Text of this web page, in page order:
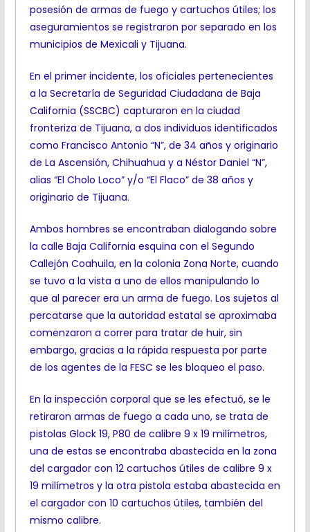
posesión de armas de fuego y cartuchos útiles; los
aseguramientos se registraron por separado en los
municipios de Mexicali y Tijuana.
En el primer incidente, los oficiales pertenecientes
a la Secretaría de Seguridad Ciudadana de Baja
California (SSCBC) capturaron en la ciudad
fronteriza de Tijuana, a dos individuos identificados
como Francisco Antonio “N”, de 34 años y originario
de La Ascensión, Chihuahua y a Néstor Daniel “N”,
alias “El Cholo Loco” y/o “El Flaco” de 38 años y
originario de Tijuana.
Ambos hombres se encontraban dialogando sobre
la calle Baja California esquina con el Segundo
Callejón Coahuila, en la colonia Zona Norte, cuando
se tuvo a la vista a uno de ellos manipulando lo
que al parecer era un arma de fuego. Los sujetos al
percatarse que la autoridad estatal se aproximaba
comenzaron a correr para tratar de huir, sin
embargo, gracias a la rápida respuesta por parte
de los agentes de la FESC se les bloqueo el paso.
En la inspección corporal que se les efectuó, se le
retiraron armas de fuego a cada uno, se trata de
pistolas Glock 19, P80 de calibre 9 x 19 milímetros,
una de estas se encontraba abastecida en la zona
del cargador con 12 cartuchos útiles de calibre 9 x
19 milímetros y la otra pistola estaba abastecida en
el cargador con 10 cartuchos útiles, también del
mismo calibre.